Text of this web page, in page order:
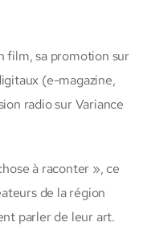
film, sa promotion sur
(e-magazine,
radio sur Variance
à raconter », ce
de la région
parler de leur art.